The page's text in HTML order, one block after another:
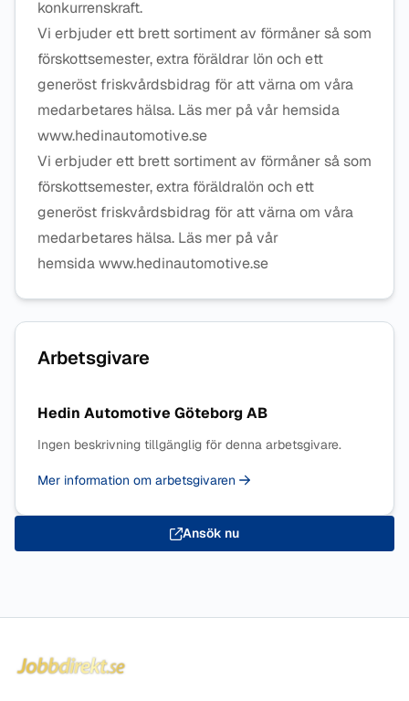
konkurrenskraft.
Vi erbjuder ett brett sortiment av förmåner så som
förskottsemester, extra föräldrar lön och ett
generöst friskvårdsbidrag för att värna om våra
medarbetares hälsa. Läs mer på vår hemsida
www.hedinautomotive.se
Vi erbjuder ett brett sortiment av förmåner så som
förskottsemester, extra föräldralön och ett
generöst friskvårdsbidrag för att värna om våra
medarbetares hälsa. Läs mer på vår
hemsida www.hedinautomotive.se
Arbetsgivare
Hedin Automotive Göteborg AB
Ingen beskrivning tillgänglig för denna arbetsgivare.
Mer information om arbetsgivaren
Ansök nu